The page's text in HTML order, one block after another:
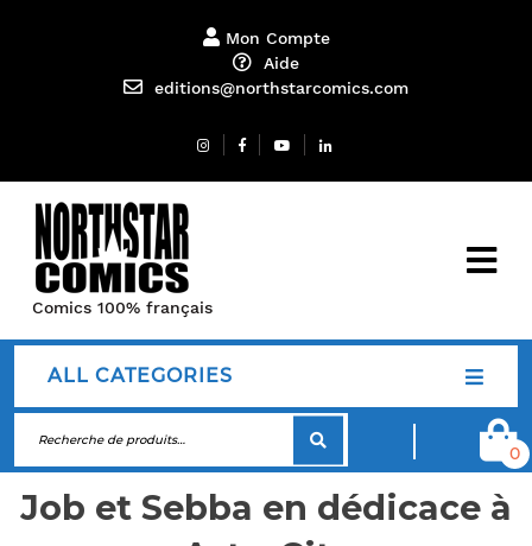
Mon Compte
Aide
editions@northstarcomics.com
Comics 100% français
ALL CATEGORIES
0
Job et Sebba en dédicace à